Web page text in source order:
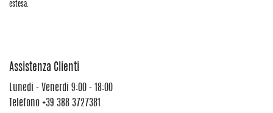
estesa.
Assistenza Clienti
Lunedi - Venerdi 9:00 - 18:00
Telefono +39 388 3727381